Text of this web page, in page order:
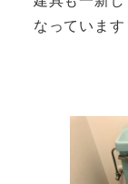
なっています